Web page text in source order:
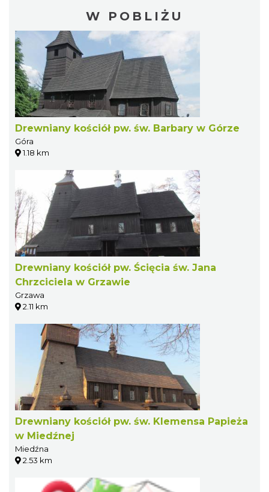
W POBLIŻU
Drewniany kościół pw. św. Barbary w Górze
Góra
1.18 km
Drewniany kościół pw. Ścięcia św. Jana
Chrzciciela w Grzawie
Grzawa
2.11 km
Drewniany kościół pw. św. Klemensa Papieża
w Miedźnej
Miedźna
2.53 km